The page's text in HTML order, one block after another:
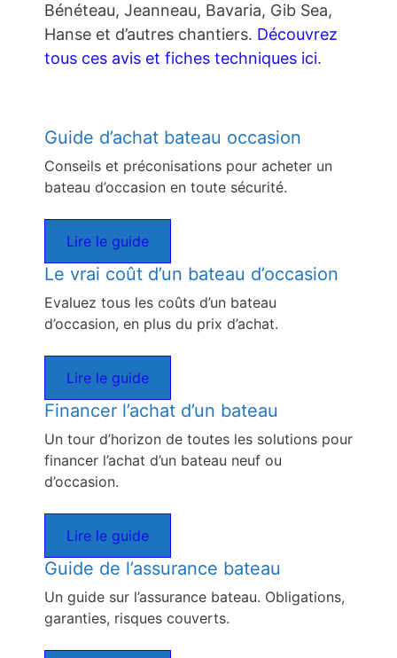
Bénéteau, Jeanneau, Bavaria, Gib Sea,
Hanse et d’autres chantiers. Découvrez
tous ces avis et fiches techniques ici.
Guide d’achat bateau occasion
Conseils et préconisations pour acheter un
bateau d’occasion en toute sécurité.
Lire le guide
Le vrai coût d’un bateau d’occasion
Evaluez tous les coûts d’un bateau
d’occasion, en plus du prix d’achat.
Lire le guide
Financer l’achat d’un bateau
Un tour d’horizon de toutes les solutions pour
financer l’achat d’un bateau neuf ou
d’occasion.
Lire le guide
Guide de l’assurance bateau
Un guide sur l’assurance bateau. Obligations,
garanties, risques couverts.